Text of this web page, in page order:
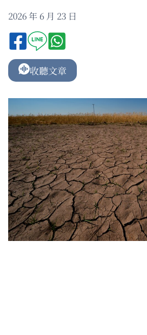
2026 年 6 月 23 日
收聽文章